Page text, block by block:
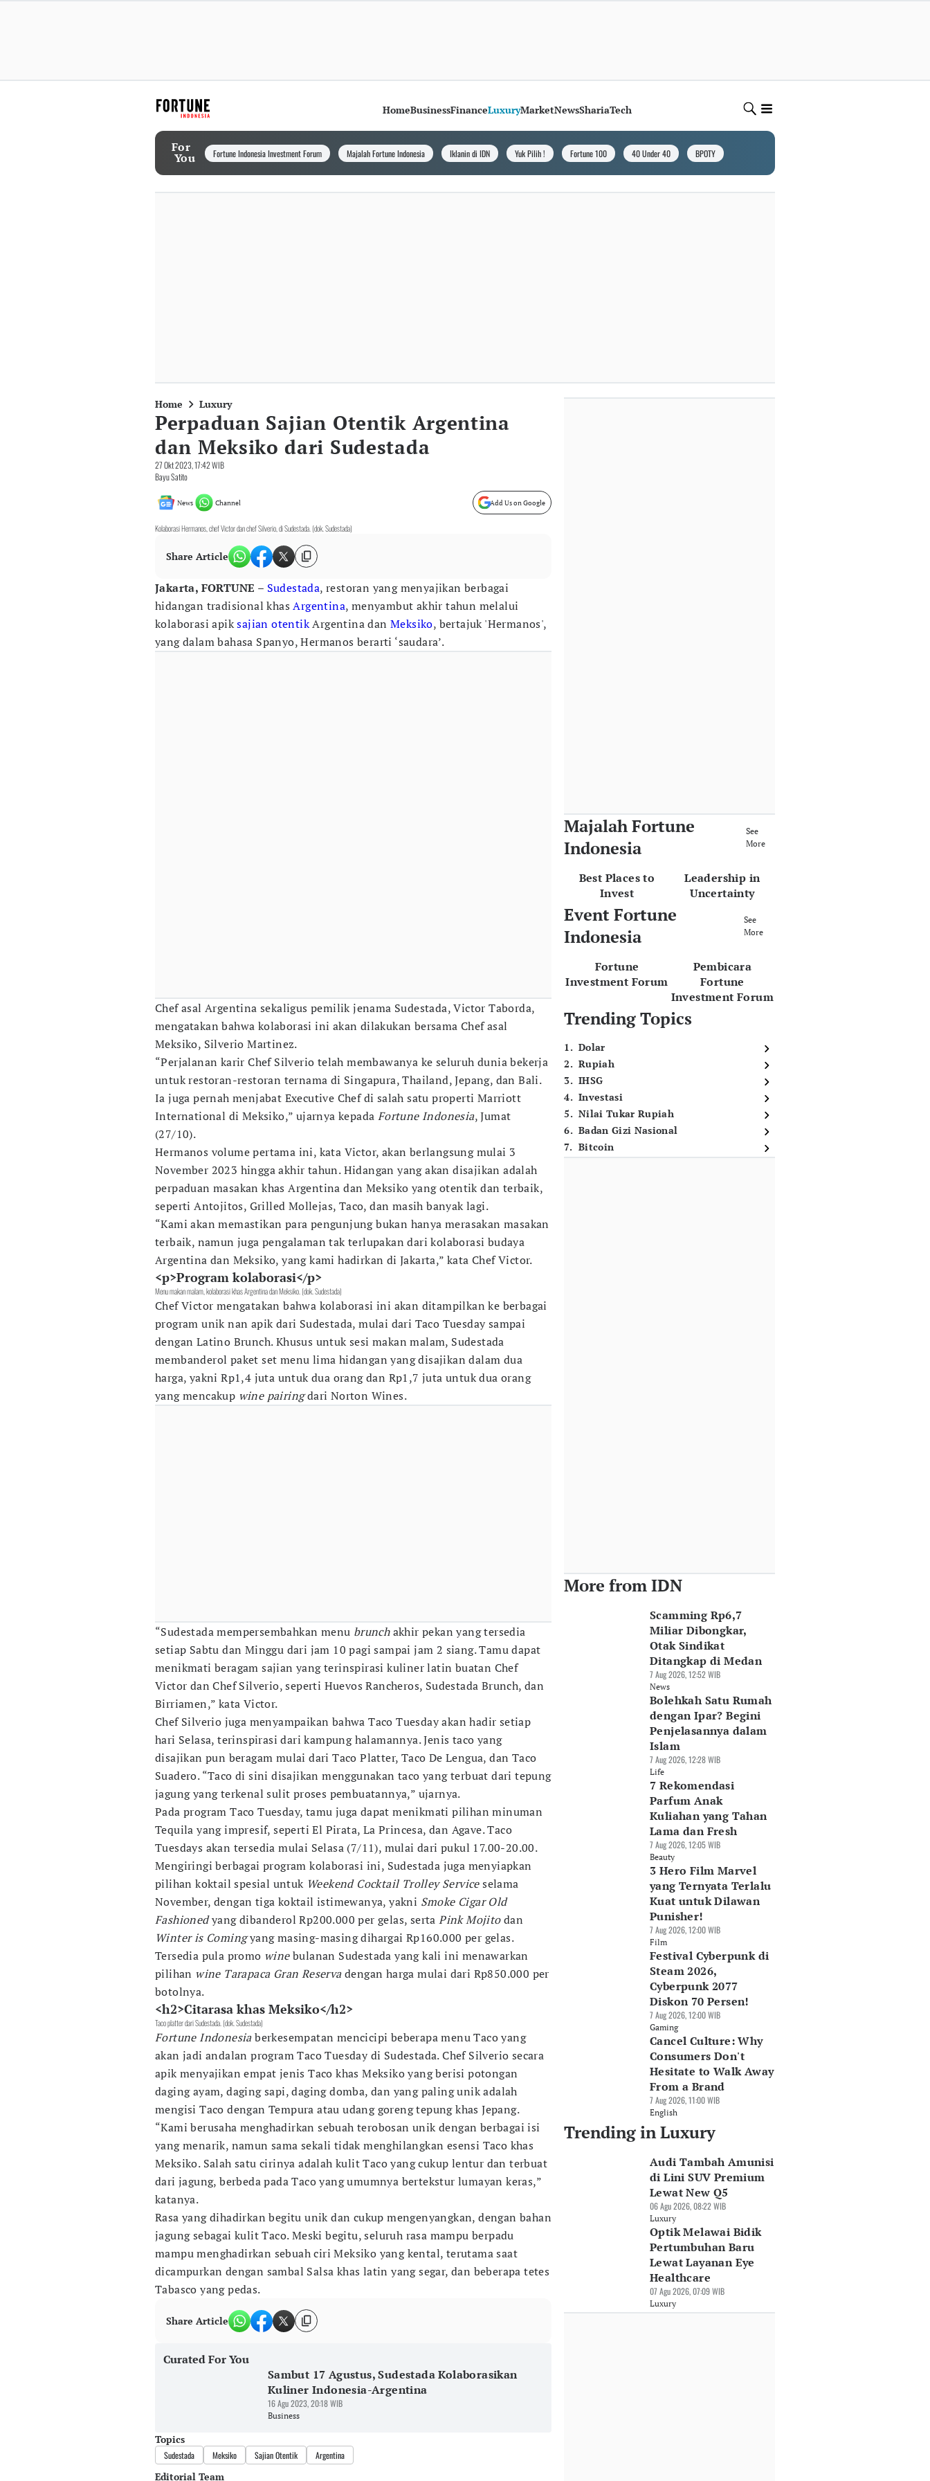
HomeBusinessFinanceLuxuryMarketNewsShariaTech
For
You Fortune Indonesia Investment Forum Majalah Fortune Indonesia Iklanin di IDN Yuk Pilih ! Fortune 100 40 Under 40 BPOTY
Home Luxury
Perpaduan Sajian Otentik Argentina
dan Meksiko dari Sudestada
27 Okt 2023, 17:42 WIB
Bayu Satito
News Channel Add Us on Google
Kolaborasi Hermanos, chef Victor dan chef Silverio, di Sudestada. (dok. Sudestada)
Share Article
Jakarta, FORTUNE – Sudestada, restoran yang menyajikan berbagai
hidangan tradisional khasArgentina, menyambut akhir tahun melalui
kolaborasi apiksajian otentikArgentina danMeksiko, bertajuk 'Hermanos',
yang dalam bahasa Spanyo, Hermanos berarti ‘saudara’.
Chef asal Argentina sekaligus pemilik jenama Sudestada, Victor Taborda,
mengatakan bahwa kolaborasi ini akan dilakukan bersama Chef asal
Meksiko, Silverio Martinez.
“Perjalanan karir Chef Silverio telah membawanya ke seluruh dunia bekerja
untuk restoran-restoran ternama di Singapura, Thailand, Jepang, dan Bali.
Ia juga pernah menjabat Executive Chef di salah satu properti Marriott
International di Meksiko,” ujarnya kepada Fortune Indonesia, Jumat
(27/10).
Hermanos volume pertama ini, kata Victor, akan berlangsung mulai 3
November 2023 hingga akhir tahun. Hidangan yang akan disajikan adalah
perpaduan masakan khas Argentina dan Meksiko yang otentik dan terbaik,
seperti Antojitos, Grilled Mollejas, Taco, dan masih banyak lagi.
“Kami akan memastikan para pengunjung bukan hanya merasakan masakan
terbaik, namun juga pengalaman tak terlupakan dari kolaborasi budaya
Argentina dan Meksiko, yang kami hadirkan di Jakarta,” kata Chef Victor.
<p>Program kolaborasi</p>
Menu makan malam, kolaborasi khas Argentina dan Meksiko. (dok. Sudestada)
Chef Victor mengatakan bahwa kolaborasi ini akan ditampilkan ke berbagai
program unik nan apik dari Sudestada, mulai dari Taco Tuesday sampai
dengan Latino Brunch. Khusus untuk sesi makan malam, Sudestada
membanderol paket set menu lima hidangan yang disajikan dalam dua
harga, yakni Rp1,4 juta untuk dua orang dan Rp1,7 juta untuk dua orang
yang mencakup wine pairingdari Norton Wines.
“Sudestada mempersembahkan menu brunchakhir pekan yang tersedia
setiap Sabtu dan Minggu dari jam 10 pagi sampai jam 2 siang. Tamu dapat
menikmati beragam sajian yang terinspirasi kuliner latin buatan Chef
Victor dan Chef Silverio, seperti Huevos Rancheros, Sudestada Brunch, dan
Birriamen,” kata Victor.
Chef Silverio juga menyampaikan bahwa Taco Tuesday akan hadir setiap
hari Selasa, terinspirasi dari kampung halamannya. Jenis taco yang
disajikan pun beragam mulai dari Taco Platter, Taco De Lengua, dan Taco
Suadero. “Taco di sini disajikan menggunakan taco yang terbuat dari tepung
jagung yang terkenal sulit proses pembuatannya,” ujarnya.
Pada program Taco Tuesday, tamu juga dapat menikmati pilihan minuman
Tequila yang impresif, seperti El Pirata, La Princesa, dan Agave. Taco
Tuesdays akan tersedia mulai Selasa (7/11), mulai dari pukul 17.00-20.00.
Mengiringi berbagai program kolaborasi ini, Sudestada juga menyiapkan
pilihan koktail spesial untuk Weekend Cocktail Trolley Serviceselama
November, dengan tiga koktail istimewanya, yakni Smoke Cigar Old
Fashionedyang dibanderol Rp200.000 per gelas, sertaPink Mojitodan
Winter is Comingyang masing-masing dihargai Rp160.000 per gelas.
Tersedia pula promo winebulanan Sudestada yang kali ini menawarkan
pilihan wine Tarapaca Gran Reservadengan harga mulai dari Rp850.000 per
botolnya.
<h2>Citarasa khas Meksiko</h2>
Taco platter dari Sudestada. (dok. Sudestada)
Fortune Indonesiaberkesempatan mencicipi beberapa menu Taco yang
akan jadi andalan program Taco Tuesday di Sudestada. Chef Silverio secara
apik menyajikan empat jenis Taco khas Meksiko yang berisi potongan
daging ayam, daging sapi, daging domba, dan yang paling unik adalah
mengisi Taco dengan Tempura atau udang goreng tepung khas Jepang.
“Kami berusaha menghadirkan sebuah terobosan unik dengan berbagai isi
yang menarik, namun sama sekali tidak menghilangkan esensi Taco khas
Meksiko. Salah satu cirinya adalah kulit Taco yang cukup lentur dan terbuat
dari jagung, berbeda pada Taco yang umumnya bertekstur lumayan keras,”
katanya.
Rasa yang dihadirkan begitu unik dan cukup mengenyangkan, dengan bahan
jagung sebagai kulit Taco. Meski begitu, seluruh rasa mampu berpadu
mampu menghadirkan sebuah ciri Meksiko yang kental, terutama saat
dicampurkan dengan sambal Salsa khas latin yang segar, dan beberapa tetes
Tabasco yang pedas.
Share Article
Curated For You
Sambut 17 Agustus, Sudestada Kolaborasikan
Kuliner Indonesia-Argentina
16 Agu 2023, 20:18 WIB
Business
Topics
Sudestada Meksiko Sajian Otentik Argentina
Editorial Team
Majalah Fortune
Indonesia
See
More
Best Places to
Invest
Leadership in
Uncertainty
Event Fortune
Indonesia
See
More
Fortune
Investment Forum
Pembicara
Fortune
Investment Forum
Trending Topics
1. Dolar
2. Rupiah
3. IHSG
4. Investasi
5. Nilai Tukar Rupiah
6. Badan Gizi Nasional
7. Bitcoin
More from IDN
Scamming Rp6,7
Miliar Dibongkar,
Otak Sindikat
Ditangkap di Medan
7 Aug 2026, 12:52 WIB
News
Bolehkah Satu Rumah
dengan Ipar? Begini
Penjelasannya dalam
Islam
7 Aug 2026, 12:28 WIB
Life
7 Rekomendasi
Parfum Anak
Kuliahan yang Tahan
Lama dan Fresh
7 Aug 2026, 12:05 WIB
Beauty
3 Hero Film Marvel
yang Ternyata Terlalu
Kuat untuk Dilawan
Punisher!
7 Aug 2026, 12:00 WIB
Film
Festival Cyberpunk di
Steam 2026,
Cyberpunk 2077
Diskon 70 Persen!
7 Aug 2026, 12:00 WIB
Gaming
Cancel Culture: Why
Consumers Don't
Hesitate to Walk Away
From a Brand
7 Aug 2026, 11:00 WIB
English
Trending in Luxury
Audi Tambah Amunisi
di Lini SUV Premium
Lewat New Q5
06 Agu 2026, 08:22 WIB
Luxury
Optik Melawai Bidik
Pertumbuhan Baru
Lewat Layanan Eye
Healthcare
07 Agu 2026, 07:09 WIB
Luxury